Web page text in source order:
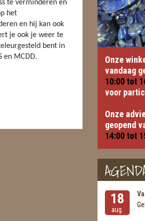
te verminderen en
het
en hij kan ook
je ook je weer te
bent in
en MCDD.
Onze
vandaag
10:00 tot
voor
Onze
geopend
14:00 tot
18
aug.